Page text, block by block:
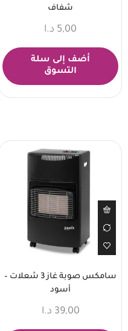
شفاف
5,00 د.ا
أضف إلى سلة
التسوق
سامكس صوبة غاز 3 شعلات –
أسود
39,00 د.ا